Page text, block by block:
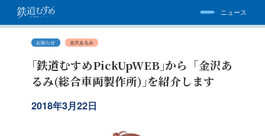
ニュース
お知らせ 金沢あるみ
｢鉄道むすめPickUpWEB｣から「金沢あ
るみ(総合車両製作所)｣を紹介します
2018年3月22日